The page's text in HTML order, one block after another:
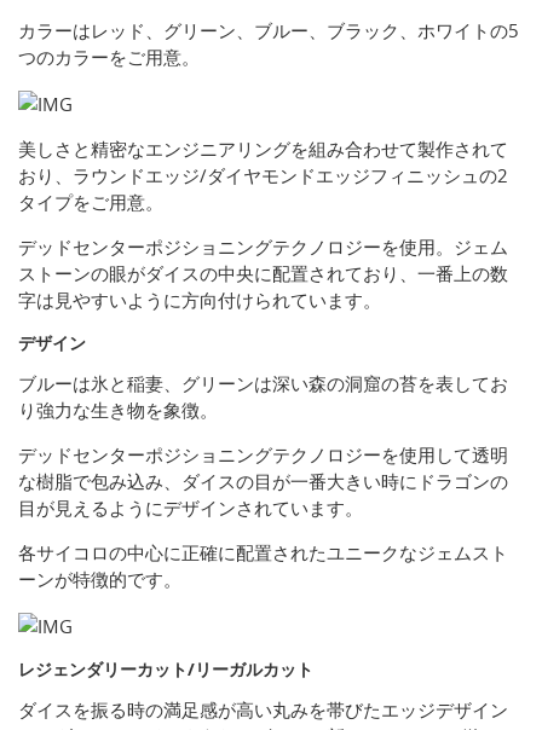
カラーはレッド、グリーン、ブルー、ブラック、ホワイトの5
つのカラーをご用意。
美しさと精密なエンジニアリングを組み合わせて製作されて
おり、ラウンドエッジ/ダイヤモンドエッジフィニッシュの2
タイプをご用意。
デッドセンターポジショニングテクノロジーを使用。ジェム
ストーンの眼がダイスの中央に配置されており、一番上の数
字は見やすいように方向付けられています。
デザイン
ブルーは氷と稲妻、グリーンは深い森の洞窟の苔を表してお
り強力な生き物を象徴。
デッドセンターポジショニングテクノロジーを使用して透明
な樹脂で包み込み、ダイスの目が一番大きい時にドラゴンの
目が見えるようにデザインされています。
各サイコロの中心に正確に配置されたユニークなジェムスト
ーンが特徴的です。
レジェンダリーカット/リーガルカット
ダイスを振る時の満足感が高い丸みを帯びたエッジデザイン